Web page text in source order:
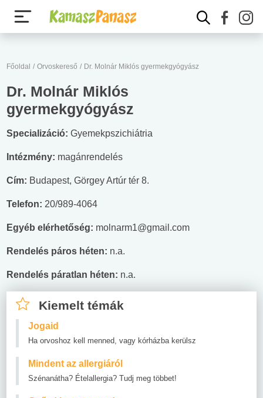
Főoldal / Orvoskereső / Dr. Molnár Miklós gyermekgyógyász
Dr. Molnár Miklós
gyermekgyógyász
Specializáció: Gyemekpszichiátria
Intézmény: magánrendelés
Cím: Budapest, Görgey Artúr tér 8.
Telefon: 20/989-4064
Egyéb elérhetőség: molnarm1@gmail.com
Rendelés páros héten: n.a.
Rendelés páratlan héten: n.a.
Kiemelt témák
Jogaid
Ha orvoshoz kell menned, vagy kórházba kerülsz
Mindent az allergiáról
Szénanátha? Ételallergia? Tudj meg többet!